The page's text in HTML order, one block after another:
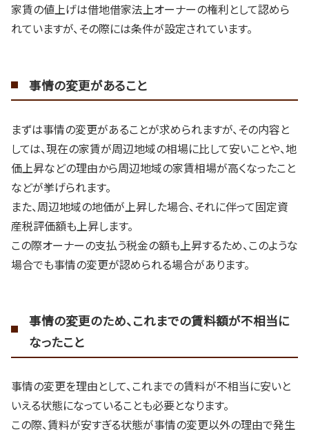
家賃の値上げは借地借家法上オーナーの権利として認めら
れていますが、その際には条件が設定されています。
事情の変更があること
まずは事情の変更があることが求められますが、その内容と
しては、現在の家賃が周辺地域の相場に比して安いことや、地
価上昇などの理由から周辺地域の家賃相場が高くなったこと
などが挙げられます。
また、周辺地域の地価が上昇した場合、それに伴って固定資
産税評価額も上昇します。
この際オーナーの支払う税金の額も上昇するため、このような
場合でも事情の変更が認められる場合があります。
事情の変更のため、これまでの賃料額が不相当に
なったこと
事情の変更を理由として、これまでの賃料が不相当に安いと
いえる状態になっていることも必要となります。
この際、賃料が安すぎる状態が事情の変更以外の理由で発生